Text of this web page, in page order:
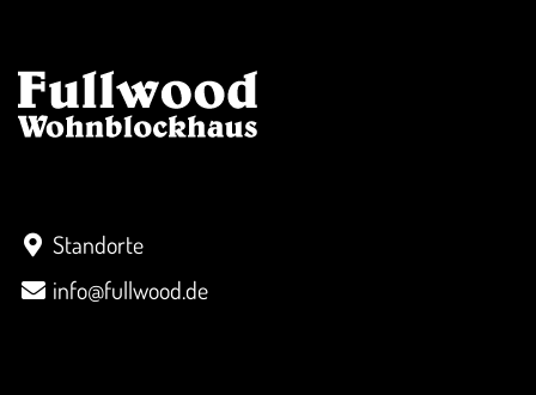
Standorte
info@fullwood.de